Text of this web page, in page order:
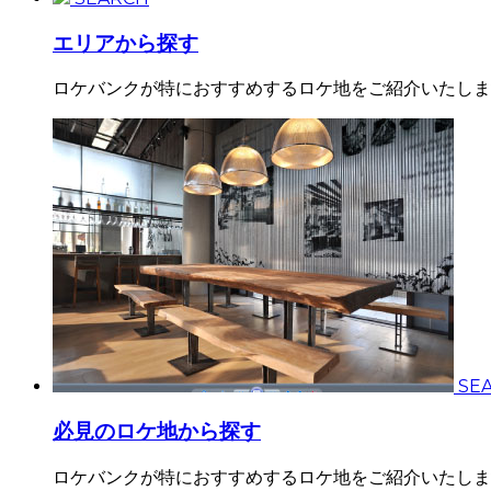
エリアから探す
ロケバンクが特におすすめするロケ地をご紹介いたしま
必見のロケ地から探す
ロケバンクが特におすすめするロケ地をご紹介いたしま